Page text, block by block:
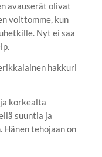
avauserät olivat
voittomme, kun
Nyt ei saa
hakkuri
korkealta
suuntia ja
tehojaan on